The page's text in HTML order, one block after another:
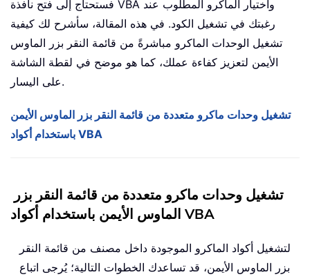
فستحتاج إلى فتح نافذة VBA واختيار الماكرو المطلوب عند
رغبتك في تشغيل الكود. في هذه المقالة، سأشرح لك كيفية
تشغيل الوحدات الماكرو مباشرةً من قائمة النقر بزر الماوس
الأيمن لتعزيز كفاءة عملك، كما هو موضح في لقطة الشاشة
على اليسار.
تشغيل وحدات ماكرو متعددة من قائمة النقر بزر الماوس الأيمن
باستخدام أكواد VBA
تشغيل وحدات ماكرو متعددة من قائمة النقر بزر
الماوس الأيمن باستخدام أكواد VBA
لتشغيل أكواد الماكرو الموجودة داخل مصنف من قائمة النقر
بزر الماوس الأيمن، قد تساعدك الخطوات التالية؛ يُرجى اتباع